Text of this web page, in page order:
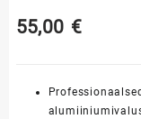
55,00 €